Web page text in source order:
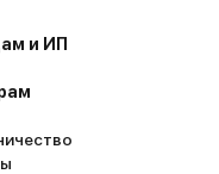
и ИП